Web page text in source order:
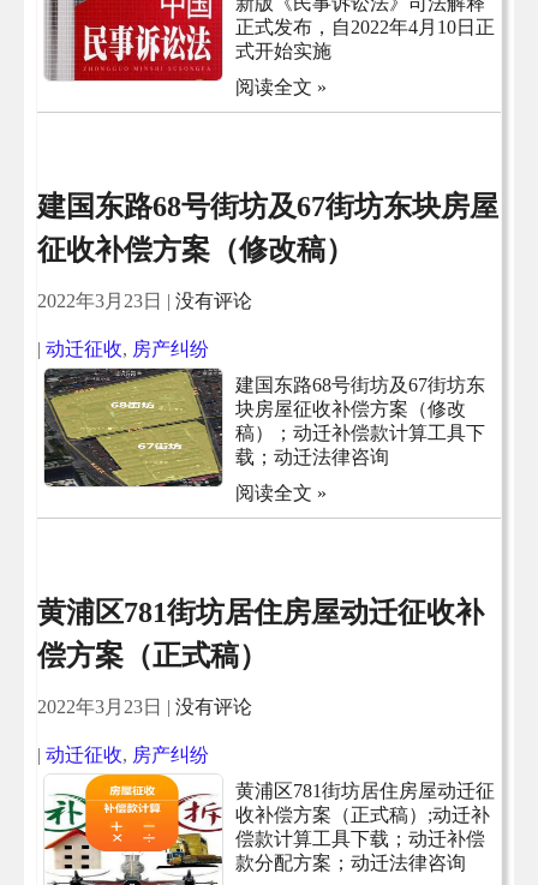
正式发布，自2022年4月10日正
式开始实施
阅读全文 »
​建国东路68号街坊及67街坊东块房屋
征收补偿方案（修改稿）
2022年3月23日 | 没有评论
| 动迁征收, 房产纠纷
​建国东路68号街坊及67街坊东
块房屋征收补偿方案（修改
稿）；动迁补偿款计算工具下
载；动迁法律咨询
阅读全文 »
黄浦区781街坊居住房屋动迁征收补
偿方案（正式稿）
2022年3月23日 | 没有评论
| 动迁征收, 房产纠纷
黄浦区781街坊居住房屋动迁征
收补偿方案（正式稿）;动迁补
偿款计算工具下载；动迁补偿
款分配方案；动迁法律咨询